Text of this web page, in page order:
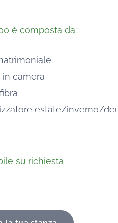
é composta da:
in camera
estate/inverno/
su richiesta